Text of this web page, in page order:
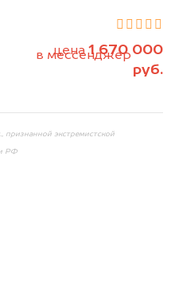
цена1 670 000
руб.
в мессенджер
экстремистской
РФ